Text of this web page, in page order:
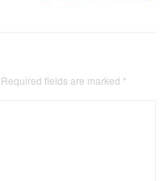
Required fields are marked *